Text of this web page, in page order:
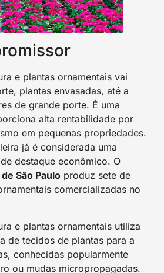
e plantas ornamentais vai
plantas envasadas, até a
de grande porte. É uma
alta rentabilidade por
em pequenas propriedades.
já é considerada uma
destaque econômico. O
São Paulo produz sete de
comercializadas no
e plantas ornamentais utiliza
de tecidos de plantas para a
conhecidas popularmente
ou mudas micropropagadas.